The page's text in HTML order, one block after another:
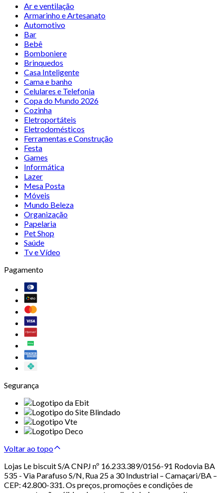
Ar e ventilação
Armarinho e Artesanato
Automotivo
Bar
Bebê
Bomboniere
Brinquedos
Casa Inteligente
Cama e banho
Celulares e Telefonia
Copa do Mundo 2026
Cozinha
Eletroportáteis
Eletrodomésticos
Ferramentas e Construção
Festa
Games
Informática
Lazer
Mesa Posta
Móveis
Mundo Beleza
Organização
Papelaria
Pet Shop
Saúde
Tv e Vídeo
Pagamento
Segurança
Voltar ao topo
Lojas Le biscuit S/A CNPJ nº 16.233.389/0156-91 Rodovia BA
535 - Via Parafuso S/N, Rua 25 a 30 Industrial – Camaçari/BA –
CEP: 42.800-331. Os preços, promoções e condições de